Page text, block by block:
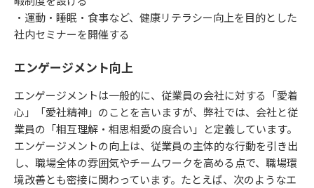
・運動・睡眠・食事など、健康リテラシー向上を目的とした
社内セミナーを開催する
エンゲージメント向上
エンゲージメントは一般的に、従業員の会社に対する「愛着
心」「愛社精神」のことを言いますが、弊社では、会社と従
業員の「相互理解・相思相愛の度合い」と定義しています。
エンゲージメントの向上は、従業員の主体的な行動を引き出
し、職場全体の雰囲気やチームワークを高める点で、職場環
境改善とも密接に関わっています。たとえば、次のようなエ